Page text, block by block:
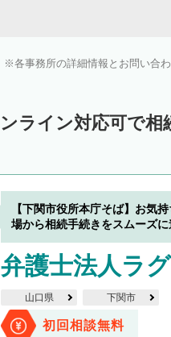
各事務所の詳細情報とお問い合
ライン対応可で相
【下関市役所本庁そば】お気
場から相続手続きをスムーズ
弁護士法人ラ
山口県 下関市
初回相談無料